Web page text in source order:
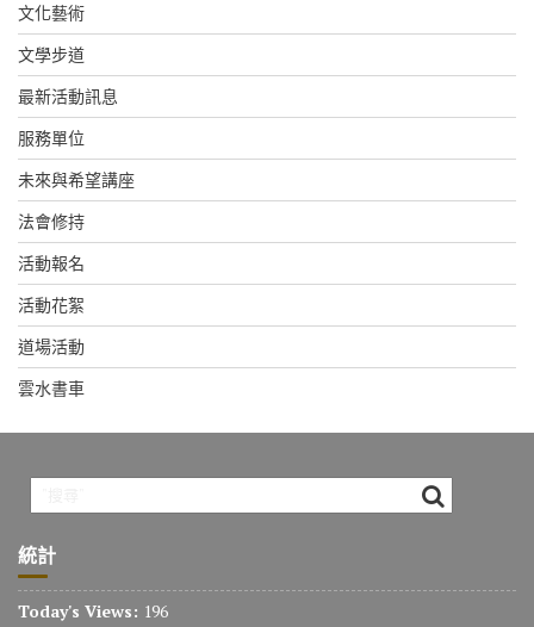
文化藝術
文學步道
最新活動訊息
服務單位
未來與希望講座
法會修持
活動報名
活動花絮
道場活動
雲水書車
統計
Today's Views: 196